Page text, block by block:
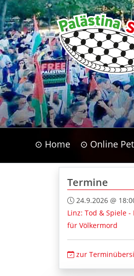
⊙ Home ⊙ Online
Termine
24.9.2026 @
Linz: Tod & Spiele -
für Völkermord
zur